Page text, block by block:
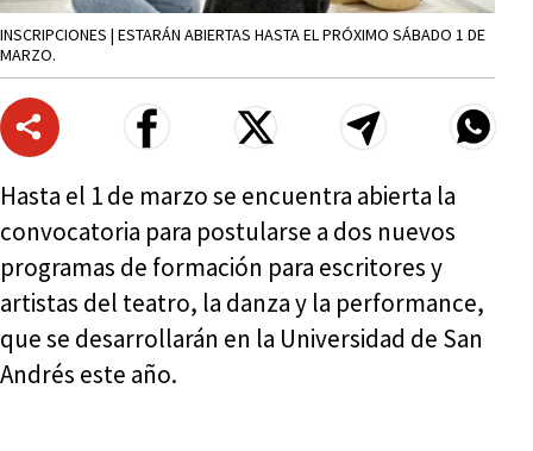
INSCRIPCIONES | ESTARÁN ABIERTAS HASTA EL PRÓXIMO SÁBADO 1 DE
MARZO.
Hasta el 1 de marzo se encuentra abierta la
convocatoria para postularse a dos nuevos
programas de formación para escritores y
artistas del teatro, la danza y la performance,
que se desarrollarán en la Universidad de San
Andrés este año.